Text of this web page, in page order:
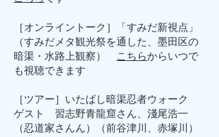
［オンライントーク］「すみだ新視点」
（すみだメタ観光祭を通した、墨田区の
暗渠・水路上観察）
こちらからいつで
も視聴できます
［ツアー］いたばし暗渠忍者ウォーク
ゲスト 習志野青龍窟さん、淺尾浩一
（忍道家さんん）（前谷津川、赤塚川）